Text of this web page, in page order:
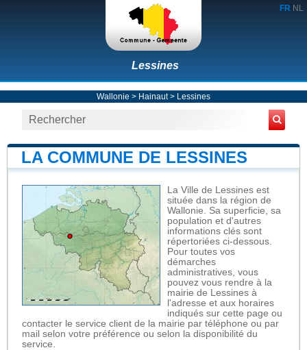
FR NL
Lessines
Wallonie > Hainaut> Lessines
LA COMMUNE DE LESSINES
La Ville de Lessines est
située dans la région de
Wallonie. Sa superficie, sa
population et d'autres
informations clés sont
répertoriées ci-dessous.
Pour toutes vos
démarches
administratives, vous
pouvez vous rendre à la
mairie de Lessines à
l'adresse et aux horaires
indiqués sur cette page ou
contacter le service client de la mairie par téléphone ou par
mail selon votre préférence ou selon la disponibilité du
service.